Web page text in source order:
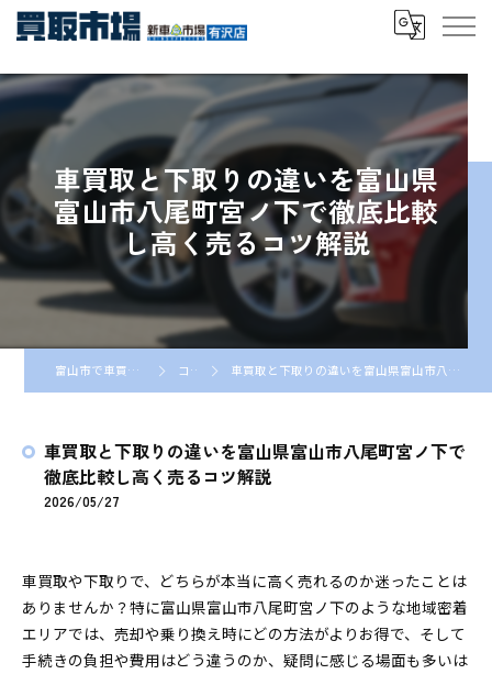
車買取と下取りの違いを富山県
富山市八尾町宮ノ下で徹底比較
し高く売るコツ解説
富山市で車買取なら車買取市場 コラム 車買取と下取りの違いを富山県富山市八尾町宮ノ下で徹底比較し高く売るコツ解説
車買取と下取りの違いを富山県富山市八尾町宮ノ下で
徹底比較し高く売るコツ解説
2026/05/27
車買取や下取りで、どちらが本当に高く売れるのか迷ったことは
ありませんか？特に富山県富山市八尾町宮ノ下のような地域密着
エリアでは、売却や乗り換え時にどの方法がよりお得で、そして
手続きの負担や費用はどう違うのか、疑問に感じる場面も多いは